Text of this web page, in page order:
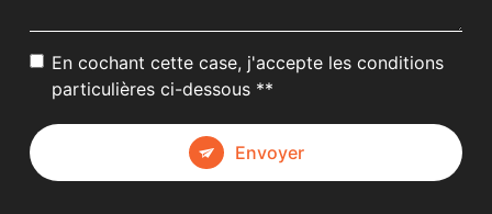
En cochant cette case, j'accepte les conditions
particulières ci-dessous **
Envoyer